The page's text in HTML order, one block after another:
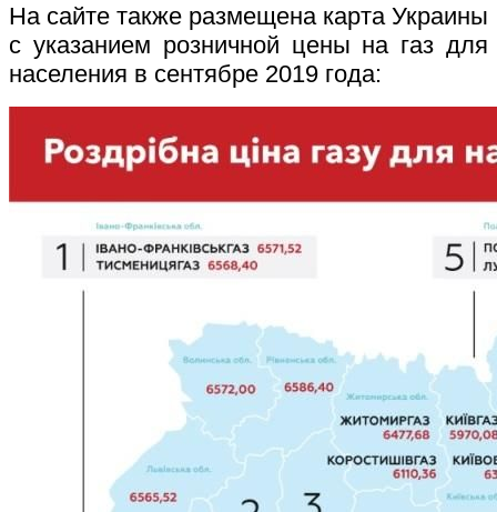
На сайте также размещена карта Украины
с указанием розничной цены на газ для
населения в сентябре 2019 года: